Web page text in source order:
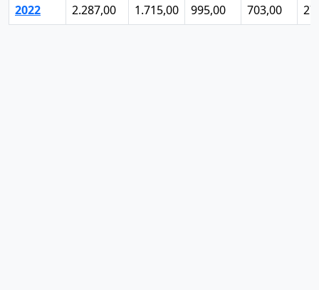
2022
2.287,00 1.715,00 995,00 703,00